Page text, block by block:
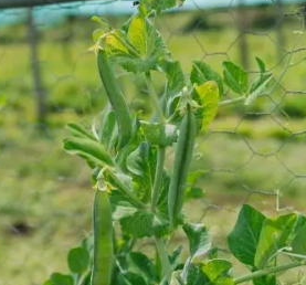
T’oferim formació